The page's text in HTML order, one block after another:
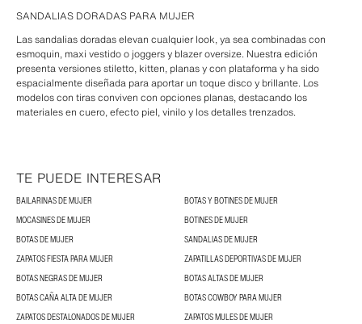
SANDALIAS DORADAS PARA MUJER
Las sandalias doradas elevan cualquier look, ya sea combinadas con
esmoquin, maxi vestido o joggers y blazer oversize. Nuestra edición
presenta versiones stiletto, kitten, planas y con plataforma y ha sido
espacialmente diseñada para aportar un toque disco y brillante. Los
modelos con tiras conviven con opciones planas, destacando los
materiales en cuero, efecto piel, vinilo y los detalles trenzados.
TE PUEDE INTERESAR
BAILARINAS DE MUJER
BOTAS Y BOTINES DE MUJER
MOCASINES DE MUJER
BOTINES DE MUJER
BOTAS DE MUJER
SANDALIAS DE MUJER
ZAPATOS FIESTA PARA MUJER
ZAPATILLAS DEPORTIVAS DE MUJER
BOTAS NEGRAS DE MUJER
BOTAS ALTAS DE MUJER
BOTAS CAÑA ALTA DE MUJER
BOTAS COWBOY PARA MUJER
ZAPATOS DESTALONADOS DE MUJER
ZAPATOS MULES DE MUJER